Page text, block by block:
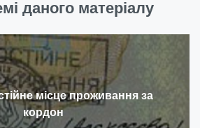
даного матеріалу
місце проживання за
кордон